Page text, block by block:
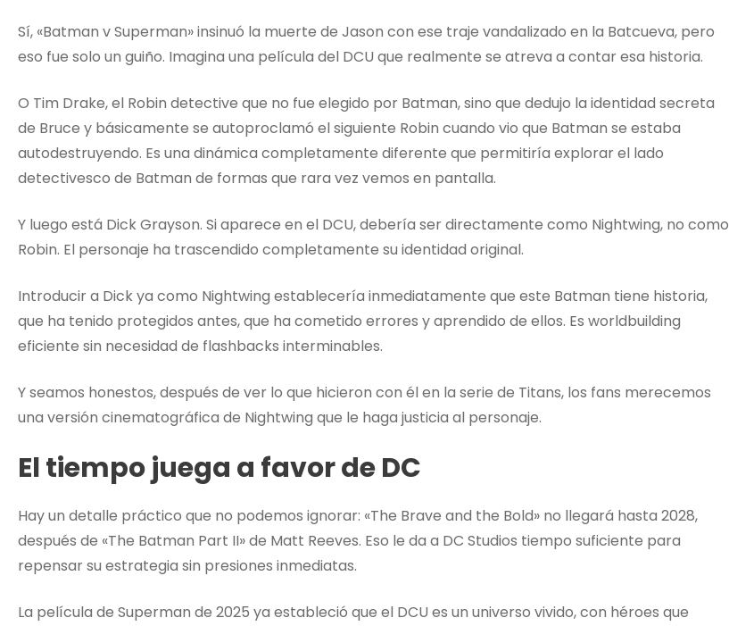
Sí, «Batman v Superman» insinuó la muerte de Jason con ese traje vandalizado en la Batcueva, pero
eso fue solo un guiño. Imagina una película del DCU que realmente se atreva a contar esa historia.
O Tim Drake, el Robin detective que no fue elegido por Batman, sino que dedujo la identidad secreta
de Bruce y básicamente se autoproclamó el siguiente Robin cuando vio que Batman se estaba
autodestruyendo. Es una dinámica completamente diferente que permitiría explorar el lado
detectivesco de Batman de formas que rara vez vemos en pantalla.
Y luego está Dick Grayson. Si aparece en el DCU, debería ser directamente como Nightwing, no como
Robin. El personaje ha trascendido completamente su identidad original.
Introducir a Dick ya como Nightwing establecería inmediatamente que este Batman tiene historia,
que ha tenido protegidos antes, que ha cometido errores y aprendido de ellos. Es worldbuilding
eficiente sin necesidad de flashbacks interminables.
Y seamos honestos, después de ver lo que hicieron con él en la serie de Titans, los fans merecemos
una versión cinematográfica de Nightwing que le haga justicia al personaje.
El tiempo juega a favor de DC
Hay un detalle práctico que no podemos ignorar: «The Brave and the Bold» no llegará hasta 2028,
después de «The Batman Part II» de Matt Reeves. Eso le da a DC Studios tiempo suficiente para
repensar su estrategia sin presiones inmediatas.
La película de Superman de 2025 ya estableció que el DCU es un universo vivido, con héroes que